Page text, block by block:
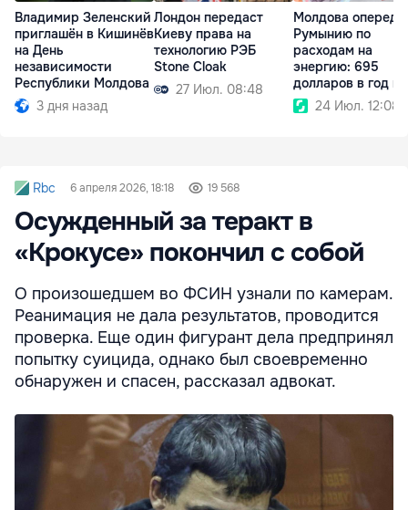
Владимир Зеленский
приглашён в Кишинёв
на День
независимости
Республики Молдова
3 дня назад
Лондон передаст
Киеву права на
технологию РЭБ
Stone Cloak
27 Июл. 08:48
Молдова
Румынию по
расходам на
энергию: 695
долларов в год на
человека
24 Июл. 12:08
Rbc 6 апреля 2026, 18:18 19 568
Осужденный за теракт в
«Крокусе» покончил с собой
О произошедшем во ФСИН узнали по камерам.
Реанимация не дала результатов, проводится
проверка. Еще один фигурант дела предпринял
попытку суицида, однако был своевременно
обнаружен и спасен, рассказал адвокат.